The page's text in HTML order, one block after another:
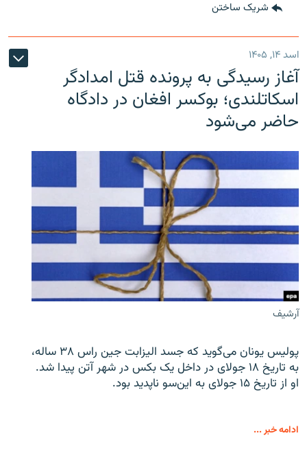
شریک ساختن
اسد ۱۴, ۱۴۰۵
آغاز رسیدگی به پرونده قتل امدادگر
اسکاتلندی؛ بوکسر افغان در دادگاه
حاضر می‌شود
آرشیف
پولیس یونان می‌گوید که جسد الیزابت جین راس ۳۸ ساله،
به تاریخ ۱۸ جولای در داخل یک بکس در شهر آتن پیدا شد.
او از تاریخ ۱۵ جولای به این‌سو ناپدید بود.
ادامه خبر ...